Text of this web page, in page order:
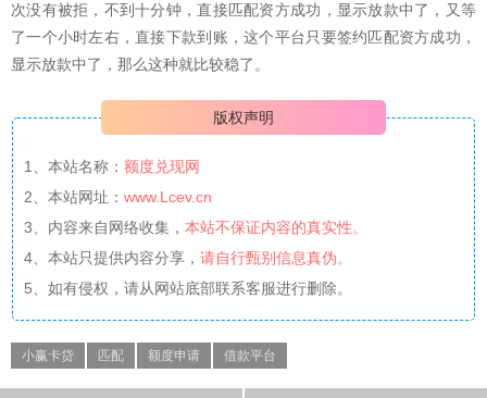
次没有被拒，不到十分钟，直接匹配资方成功，显示放款中了，又等
了一个小时左右，直接下款到账，这个平台只要签约匹配资方成功，
显示放款中了，那么这种就比较稳了。
版权声明
1、本站名称：额度兑现网
2、本站网址：www.Lcev.cn
3、内容来自网络收集，本站不保证内容的真实性。
4、本站只提供内容分享，请自行甄别信息真伪。
5、如有侵权，请从网站底部联系客服进行删除。
小赢卡贷 匹配 额度申请 借款平台